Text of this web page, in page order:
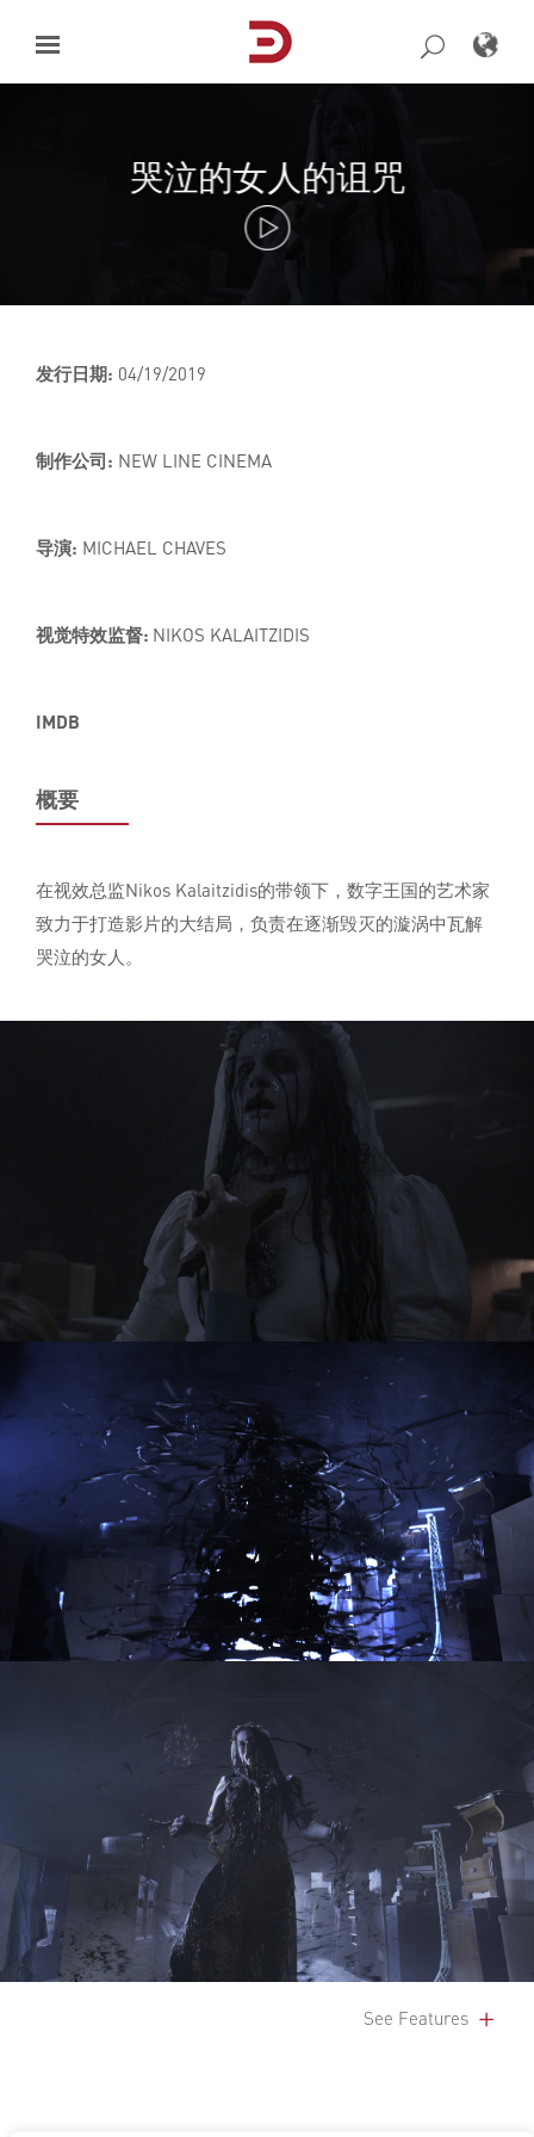
content
哭泣的女人的诅咒
发行日期: 04/19/2019
制作公司: NEW LINE CINEMA
导演: MICHAEL CHAVES
视觉特效监督: NIKOS KALAITZIDIS
IMDB
概要
在视效总监Nikos Kalaitzidis的带领下，数字王国的艺术家
致力于打造影片的大结局，负责在逐渐毁灭的漩涡中瓦解
哭泣的女人。
See Features